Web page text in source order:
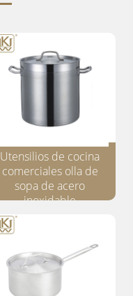
Utensilios de cocina
comerciales olla de
sopa de acero
inoxidable